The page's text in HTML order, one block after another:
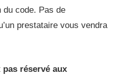
du code. Pas de
prestataire vous vendra
pas réservé aux